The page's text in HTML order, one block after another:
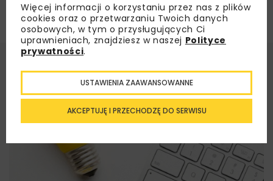
Więcej informacji o korzystaniu przez nas z plików
cookies oraz o przetwarzaniu Twoich danych
osobowych, w tym o przysługujących Ci
uprawnieniach, znajdziesz w naszej Polityce
prywatności.
AKCEPTUJĘ I PRZECHODZĘ DO SERWISU
USTAWIENIA ZAAWANSOWANNE